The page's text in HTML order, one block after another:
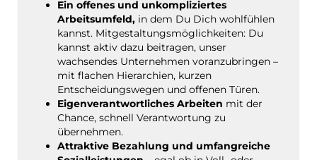
Ein offenes und unkompliziertes
Arbeitsumfeld, in dem Du Dich wohlfühlen
kannst. Mitgestaltungsmöglichkeiten: Du
kannst aktiv dazu beitragen, unser
wachsendes Unternehmen voranzubringen –
mit flachen Hierarchien, kurzen
Entscheidungswegen und offenen Türen.
Eigenverantwortliches Arbeiten mit der
Chance, schnell Verantwortung zu
übernehmen.
Attraktive Bezahlung und umfangreiche